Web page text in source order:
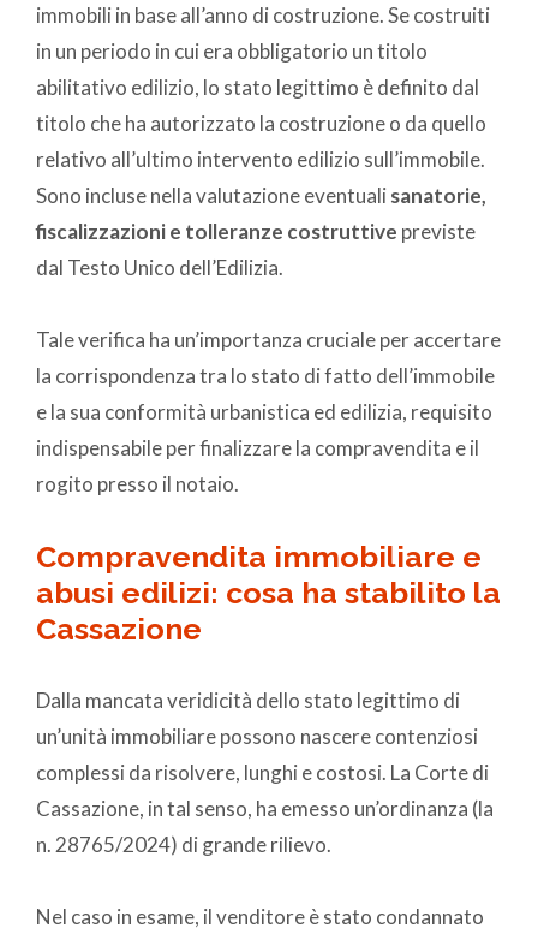
immobili in base all’anno di costruzione. Se costruiti
in un periodo in cui era obbligatorio un titolo
abilitativo edilizio, lo stato legittimo è definito dal
titolo che ha autorizzato la costruzione o da quello
relativo all’ultimo intervento edilizio sull’immobile.
Sono incluse nella valutazione eventuali sanatorie,
fiscalizzazioni e tolleranze costruttive previste
dal Testo Unico dell’Edilizia.
Tale verifica ha un’importanza cruciale per accertare
la corrispondenza tra lo stato di fatto dell’immobile
e la sua conformità urbanistica ed edilizia, requisito
indispensabile per finalizzare la compravendita e il
rogito presso il notaio.
Compravendita immobiliare e
abusi edilizi: cosa ha stabilito la
Cassazione
Dalla mancata veridicità dello stato legittimo di
un’unità immobiliare possono nascere contenziosi
complessi da risolvere, lunghi e costosi. La Corte di
Cassazione, in tal senso, ha emesso un’ordinanza (la
n. 28765/2024) di grande rilievo.
Nel caso in esame, il venditore è stato condannato